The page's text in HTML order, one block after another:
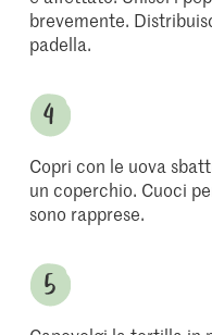
brevemente.
padella.
Copri con le uova
un coperchio. Cuoci
sono rapprese.